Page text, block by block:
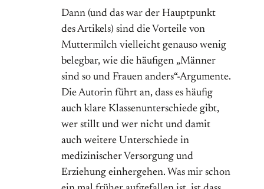
Dann (und das war der Hauptpunkt
des Artikels) sind die Vorteile von
Muttermilch vielleicht genauso wenig
belegbar, wie die häufigen „Männer
sind so und Frauen anders“-Argumente.
Die Autorin führt an, dass es häufig
auch klare Klassenunterschiede gibt,
wer stillt und wer nicht und damit
auch weitere Unterschiede in
medizinischer Versorgung und
Erziehung einhergehen. Was mir schon